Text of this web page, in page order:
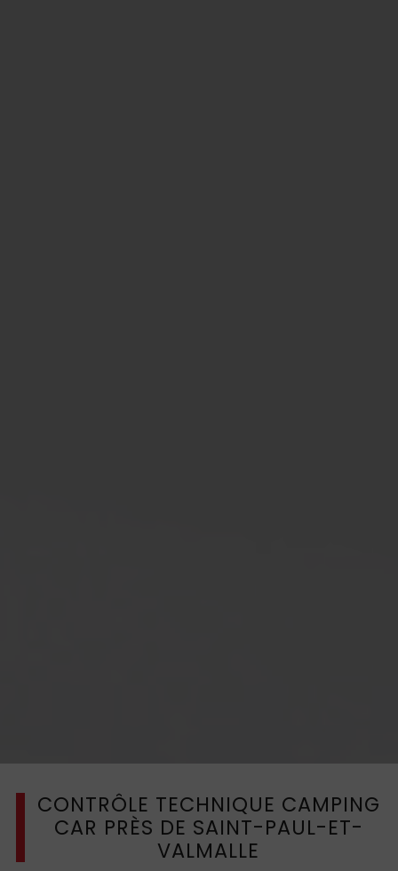
CONTRÔLE TECHNIQUE CAMPING
CAR PRÈS DE SAINT-PAUL-ET-
VALMALLE